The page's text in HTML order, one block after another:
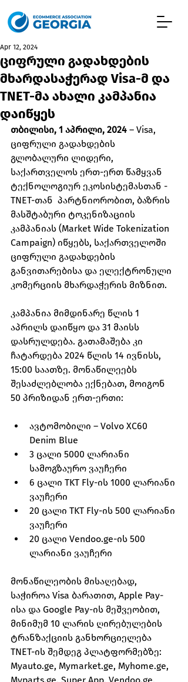
ციფრული გადახდების
მხარდასაჭერად Visa-მ და
TNET-მა ახალი კამპანია
დაიწყეს
Apr 12, 2024
თბილისი, 1 აპრილი, 2024 – Visa,
ციფრული გადახდების
გლობალური ლიდერი,
საქართველოს ერთ-ერთ წამყვან
ტექნოლოგიურ ეკოსისტემასთან -
TNET-თან  პარტნიორობით, ბაზრის
მასშტაბური ტოკენიზაციის
კამპანიას (Market Wide Tokenization
Campaign) იწყებს, საქართველოში
ციფრული გადახდების
განვითარებისა და ელექტრონული
კომერციის მხარდაჭერის მიზნით.
კამპანია მიმდინარე წლის 1
აპრილს დაიწყო და 31 მაისს
დასრულდება. გათამაშება კი
ჩატარდება 2024 წლის 14 ივნისს,
15:00 საათზე. მონაწილეებს
შესაძლებლობა ექნებათ, მოიგონ
50 პრიზიდან ერთ-ერთი:
ავტომობილი – Volvo XC60
Denim Blue
3 ცალი 5000 ლარიანი
სამოგზაურო ვაუჩერი
6 ცალი TKT Fly-ის 1000 ლარიანი
ვაუჩერი
20 ცალი TKT Fly-ის 500 ლარიანი
ვაუჩერი
20 ცალი Vendoo.ge-ის 500
ლარიანი ვაუჩერი
მონაწილეობის მისაღებად,
საჭიროა Visa ბარათით, Apple Pay-
ისა და Google Pay-ის მეშვეობით,
მინიმუმ 10 ლარის ღირებულების
ტრანზაქციის განხორციელება
TNET-ის შემდეგ პლატფორმებზე:
Myauto.ge, Mymarket.ge, Myhome.ge,